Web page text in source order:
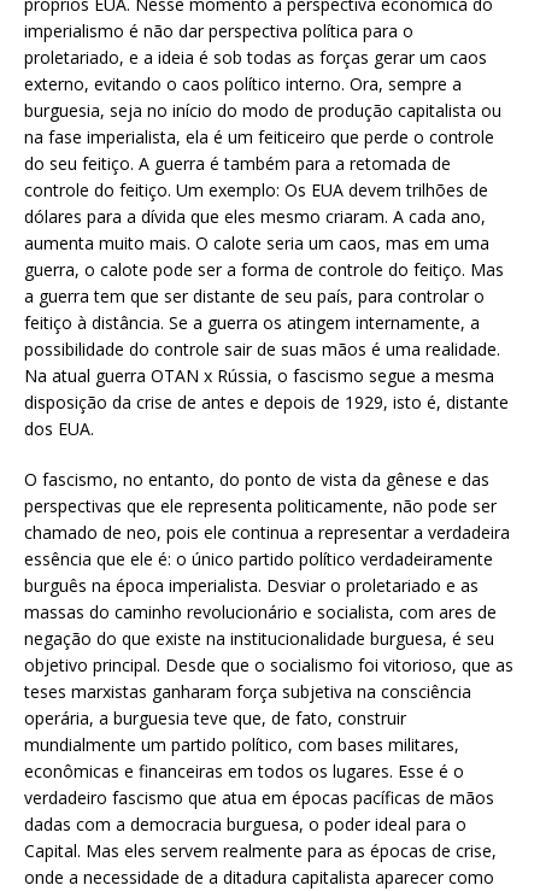
próprios EUA. Nesse momento a perspectiva econômica do
imperialismo é não dar perspectiva política para o
proletariado, e a ideia é sob todas as forças gerar um caos
externo, evitando o caos político interno. Ora, sempre a
burguesia, seja no início do modo de produção capitalista ou
na fase imperialista, ela é um feiticeiro que perde o controle
do seu feitiço. A guerra é também para a retomada de
controle do feitiço. Um exemplo: Os EUA devem trilhões de
dólares para a dívida que eles mesmo criaram. A cada ano,
aumenta muito mais. O calote seria um caos, mas em uma
guerra, o calote pode ser a forma de controle do feitiço. Mas
a guerra tem que ser distante de seu país, para controlar o
feitiço à distância. Se a guerra os atingem internamente, a
possibilidade do controle sair de suas mãos é uma realidade.
Na atual guerra OTAN x Rússia, o fascismo segue a mesma
disposição da crise de antes e depois de 1929, isto é, distante
dos EUA.
O fascismo, no entanto, do ponto de vista da gênese e das
perspectivas que ele representa politicamente, não pode ser
chamado de neo, pois ele continua a representar a verdadeira
essência que ele é: o único partido político verdadeiramente
burguês na época imperialista. Desviar o proletariado e as
massas do caminho revolucionário e socialista, com ares de
negação do que existe na institucionalidade burguesa, é seu
objetivo principal. Desde que o socialismo foi vitorioso, que as
teses marxistas ganharam força subjetiva na consciência
operária, a burguesia teve que, de fato, construir
mundialmente um partido político, com bases militares,
econômicas e financeiras em todos os lugares. Esse é o
verdadeiro fascismo que atua em épocas pacíficas de mãos
dadas com a democracia burguesa, o poder ideal para o
Capital. Mas eles servem realmente para as épocas de crise,
onde a necessidade de a ditadura capitalista aparecer como